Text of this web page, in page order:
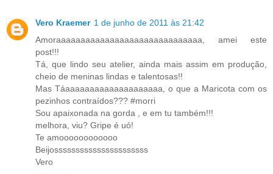
Vero Kraemer 1 de junho de 2011 às 21:42
Amoraaaaaaaaaaaaaaaaaaaaaaaaaaaaaa, amei este
post!!!
Tá, que lindo seu atelier, ainda mais assim em produção,
cheio de meninas lindas e talentosas!!
Mas Táaaaaaaaaaaaaaaaaaaaa, o que a Maricota com os
pezinhos contraídos??? #morri
Sou apaixonada na gorda , e em tu também!!!
melhora, viu? Gripe é uó!
Te amoooooooooooo
Beijossssssssssssssssssssss
Vero